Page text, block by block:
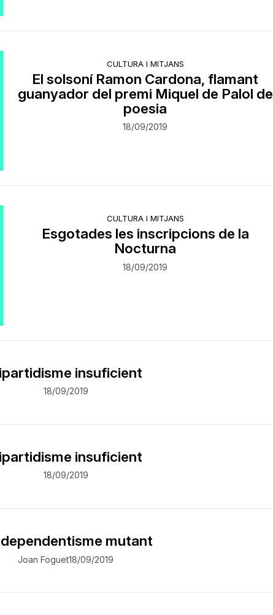
CULTURA I MITJANS
El solsoní Ramon Cardona, flamant
guanyador del premi Miquel de Palol de
poesia
18/09/2019
CULTURA I MITJANS
Esgotades les inscripcions de la
Nocturna
18/09/2019
insuficient
18/09/2019
insuficient
18/09/2019
mutant
Joan Foguet18/09/2019